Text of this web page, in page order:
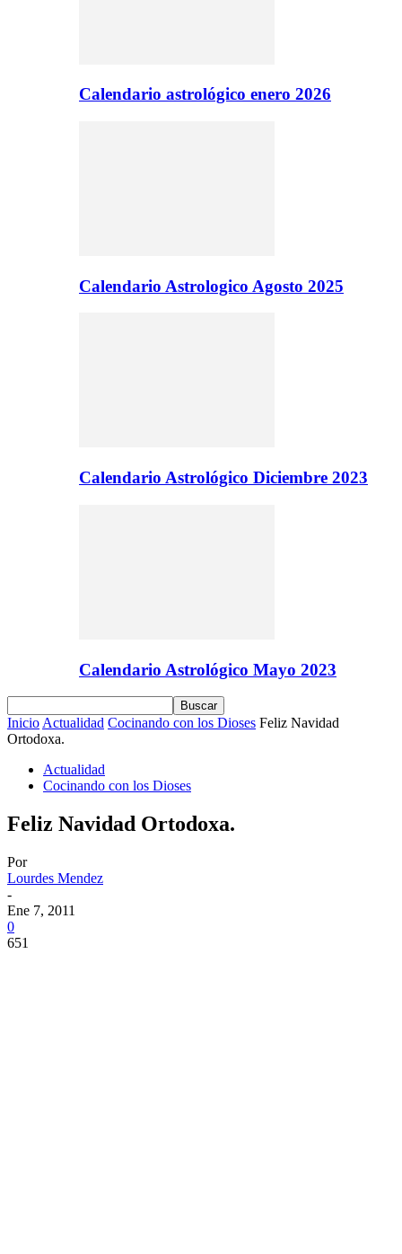
Calendario astrológico enero 2026
Calendario Astrologico Agosto 2025
Calendario Astrológico Diciembre 2023
Calendario Astrológico Mayo 2023
Inicio Actualidad Cocinando con los Dioses Feliz Navidad
Ortodoxa.
Actualidad
Cocinando con los Dioses
Feliz Navidad Ortodoxa.
Por
Lourdes Mendez
-
Ene 7, 2011
0
651